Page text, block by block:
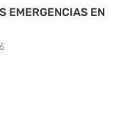
EMERGENCIAS EN